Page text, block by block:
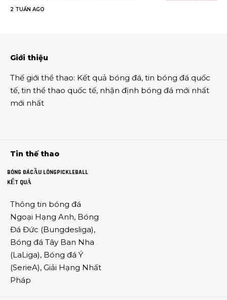
2 TUẦN AGO
Giới thiệu
Thế giới thể thao: Kết quả bóng đá, tin bóng đá quốc
tế, tin thể thao quốc tế, nhận định bóng đá mới nhất
mới nhất
Tin thế thao
BÓNG ĐÁCẦU LÔNGPICKLEBALL
KẾT QUẢ
Thông tin bóng đá
Ngoại Hạng Anh, Bóng
Đá Đức (Bungdesliga),
Bóng đá Tây Ban Nha
(LaLiga), Bóng đá Ý
(SerieA), Giải Hạng Nhất
Pháp